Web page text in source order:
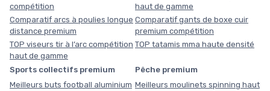
compétition
Comparatif arcs à poulies longue
distance premium
TOP viseurs tir à l’arc compétition
haut de gamme
haut de gamme
Comparatif gants de boxe cuir
premium compétition
TOP tatamis mma haute densité
Sports collectifs premium
Meilleurs buts football aluminium
Pêche premium
Meilleurs moulinets spinning haut